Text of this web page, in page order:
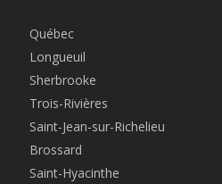
Québec
Longueuil
Sherbrooke
Trois-Rivières
Saint-Jean-sur-Richelieu
Brossard
Saint-Hyacinthe